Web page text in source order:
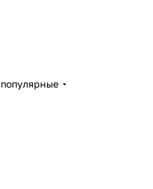
усилия для
инструмента